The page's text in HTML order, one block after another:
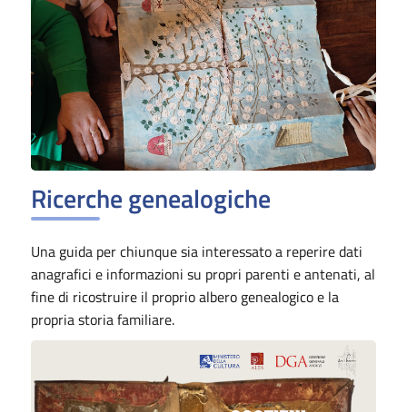
Ricerche genealogiche
Una guida per chiunque sia interessato a reperire dati
anagrafici e informazioni su propri parenti e antenati, al
fine di ricostruire il proprio albero genealogico e la
propria storia familiare.